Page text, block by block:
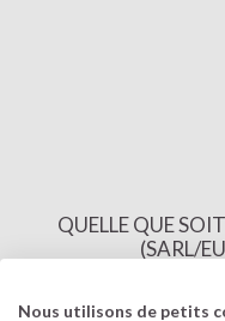
QUELLE QUE
(SARL/
Nous utilisons de petits